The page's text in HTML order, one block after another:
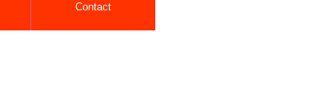
Contact